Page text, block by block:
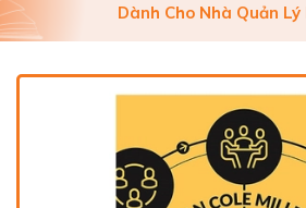
Dành Cho Nhà Quản Lý